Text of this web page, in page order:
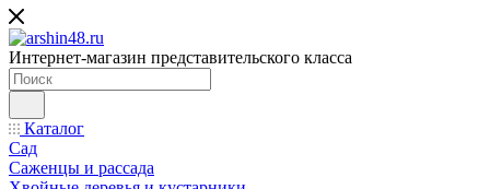
Интернет-магазин представительского класса
Каталог
Сад
Саженцы и рассада